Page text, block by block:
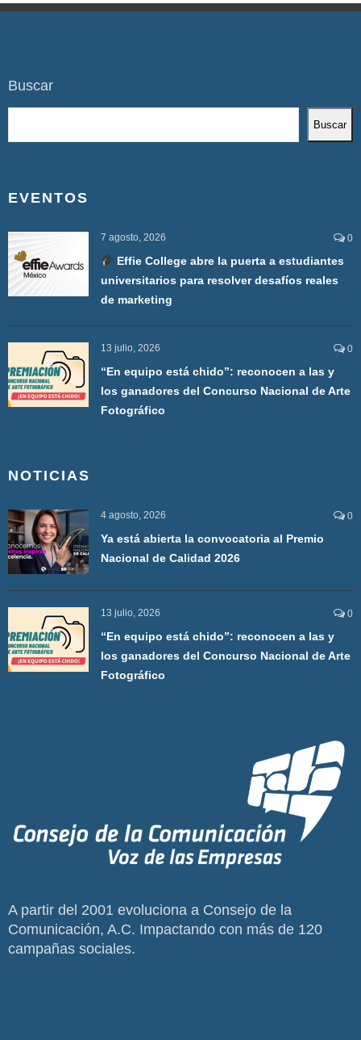
Buscar
Buscar
EVENTOS
7 agosto, 2026 0
Effie College abre la puerta a estudiantes
universitarios para resolver desafíos reales
de marketing
13 julio, 2026 0
“En equipo está chido”: reconocen a las y
los ganadores del Concurso Nacional de Arte
Fotográfico
NOTICIAS
4 agosto, 2026 0
Ya está abierta la convocatoria al Premio
Nacional de Calidad 2026
13 julio, 2026 0
“En equipo está chido”: reconocen a las y
los ganadores del Concurso Nacional de Arte
Fotográfico
A partir del 2001 evoluciona a Consejo de la
Comunicación, A.C. Impactando con más de 120
campañas sociales.